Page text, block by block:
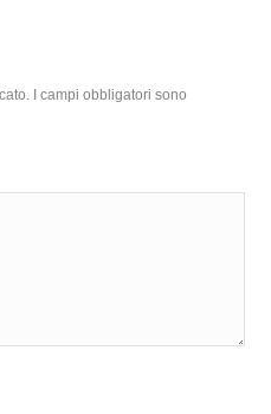
I campi obbligatori sono